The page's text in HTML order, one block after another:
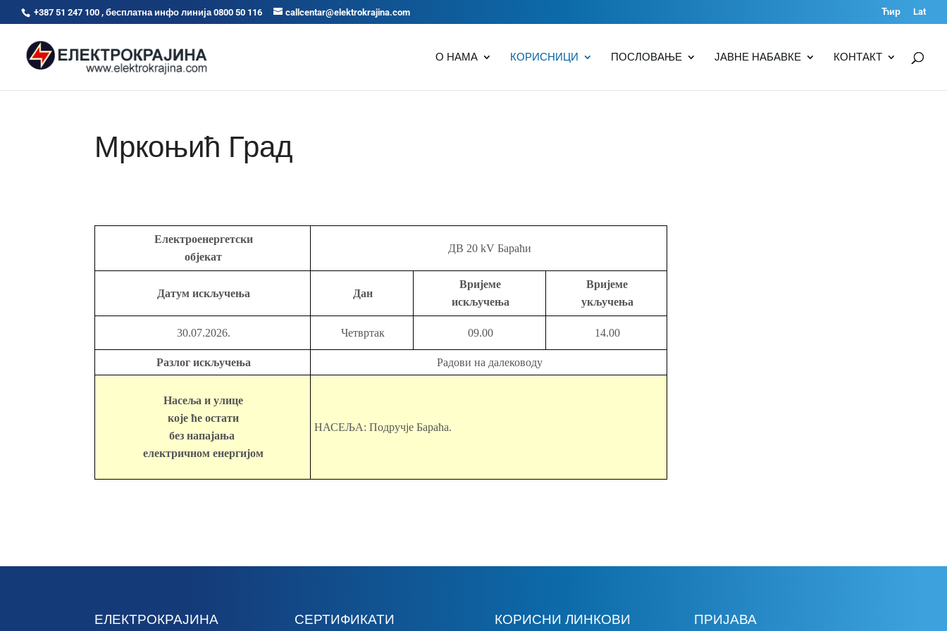
+387 51 247 100 , бесплатна инфо линија 0800 50 116 callcentar@elektrokrajina.com Ћир Lat
О НАМА КОРИСНИЦИ ПОСЛОВАЊЕ ЈАВНЕ НАБАВКЕ КОНТАКТ
Мркоњић Град
Електроенергетски
објекат
ДВ 20 kV Бараћи
Датум искључења Дан
Вријеме
искључења
Вријеме
укључења
30.07.2026. Четвртак 09.00 14.00
Разлог искључења Радови на далеководу
Насеља и улице
које ће остати
без напајања
електричном енергијом
НАСЕЉА: Подручје Бараћа.
ЕЛЕКТРОКРАЈИНА СЕРТИФИКАТИ КОРИСНИ ЛИНКОВИ ПРИЈАВА